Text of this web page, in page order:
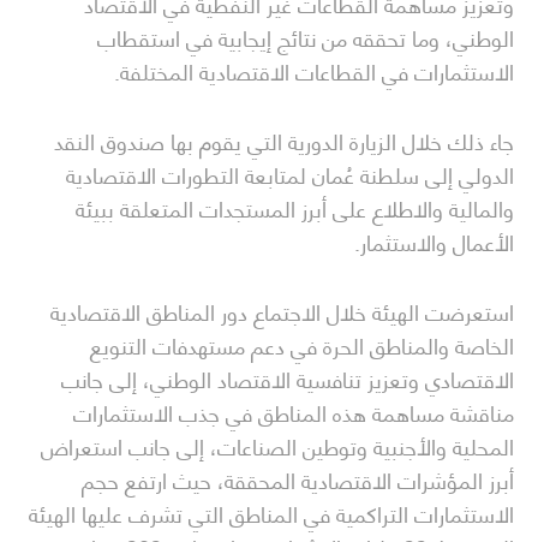
الوطني، وما تحققه من نتائج إيجابية في استقطاب
الاستثمارات في القطاعات الاقتصادية المختلفة.
جاء ذلك خلال الزيارة الدورية التي يقوم بها صندوق النقد
الدولي إلى سلطنة عُمان لمتابعة التطورات الاقتصادية
والمالية والاطلاع على أبرز المستجدات المتعلقة ببيئة
الأعمال والاستثمار.
استعرضت الهيئة خلال الاجتماع دور المناطق الاقتصادية
الخاصة والمناطق الحرة في دعم مستهدفات التنويع
الاقتصادي وتعزيز تنافسية الاقتصاد الوطني، إلى جانب
مناقشة مساهمة هذه المناطق في جذب الاستثمارات
المحلية والأجنبية وتوطين الصناعات، إلى جانب استعراض
أبرز المؤشرات الاقتصادية المحققة، حيث ارتفع حجم
الاستثمارات التراكمية في المناطق التي تشرف عليها الهيئة